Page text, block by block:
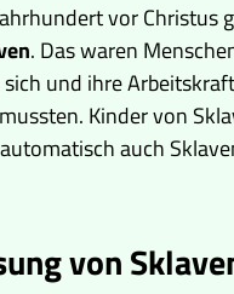
vor Christus
. Das waren
und ihre
Kinder von
auch
von